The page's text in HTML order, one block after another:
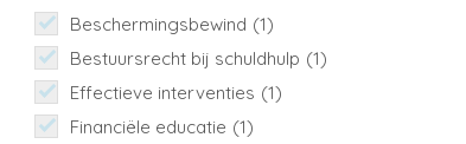
Beschermingsbewind (1)
Bestuursrecht bij schuldhulp (1)
Effectieve interventies (1)
Financiële educatie (1)